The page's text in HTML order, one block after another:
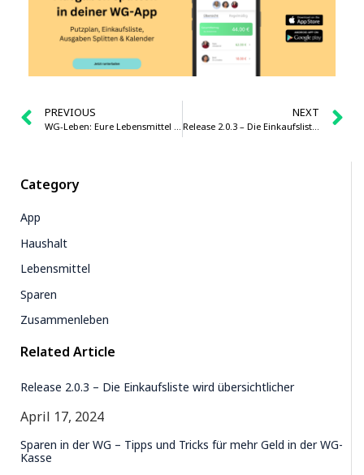
Category
App
Haushalt
Lebensmittel
Sparen
Zusammenleben
Related Article
Release 2.0.3 – Die Einkaufsliste wird übersichtlicher
April 17, 2024
Sparen in der WG – Tipps und Tricks für mehr Geld in der WG-
Kasse
PREVIOUS
WG-Leben: Eure Lebensmittel im Kühlschrank richtig aufbewahren
NEXT
Release 2.0.3 – Die Einkaufsliste wird übersichtlicher